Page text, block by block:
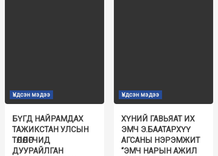
Үндсэн мэдээ
БҮГД НАЙРАМДАХ
ТАЖИКСТАН УЛСЫН
ТӨЛӨӨЛӨГЧИД
ДУУРАЙЛГАН
Үндсэн мэдээ
ХҮНИЙ ГАВЬЯАТ ИХ
ЭМЧ Э.БААТАРХҮҮ
АГСАНЫ НЭРЭМЖИТ
“ЭМЧ НАРЫН АЖИЛ